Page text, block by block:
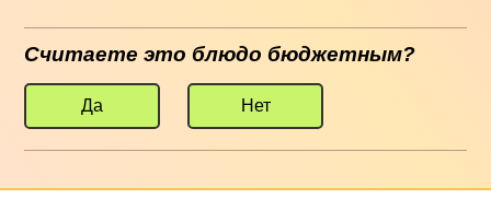
Считаете это блюдо бюджетным?
Да Нет